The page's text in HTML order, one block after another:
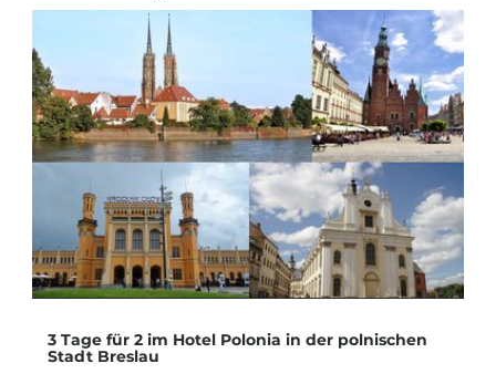
3 Tage für 2 im Hotel Polonia in der polnischen
Stadt Breslau